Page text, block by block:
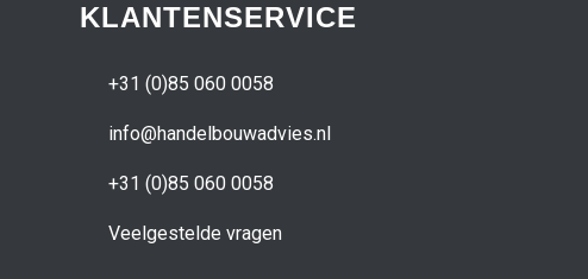
KLANTENSERVICE
+31 (0)85 060 0058
info@handelbouwadvies.nl
+31 (0)85 060 0058
Veelgestelde vragen